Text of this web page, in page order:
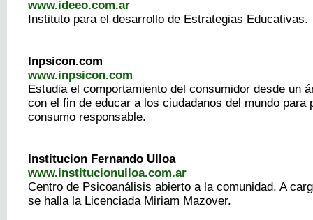
www.ideeo.com.ar
Instituto para el desarrollo de Estrategias Educativas.
Inpsicon.com
www.inpsicon.com
Estudia el comportamiento del consumidor desde un
con el fin de educar a los ciudadanos del mundo para
consumo responsable.
Institucion Fernando Ulloa
www.institucionulloa.com.ar
Centro de Psicoanálisis abierto a la comunidad. A
se halla la Licenciada Miriam Mazover.